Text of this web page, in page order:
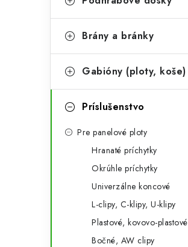
a
n
l
i
Brány a bránky
Gabióny (ploty, koše)
Príslušenstvo
Pre panelové ploty
Hranaté príchytky
Okrúhle príchytky
Univerzálne koncové
L-clipy, C-klipy, U-klipy
Plastové, kovovo-plastové
Bočné, AW clipy